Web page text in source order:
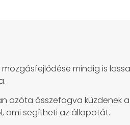
mindig is
azóta összefogva
ami segítheti az állapotát.